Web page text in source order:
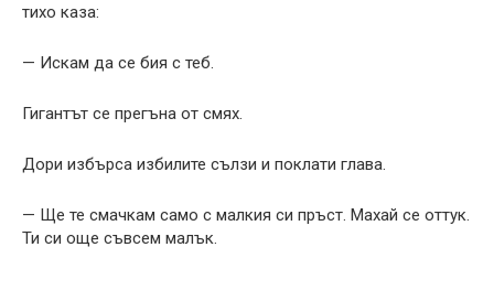
тихо каза:
— Искам да се бия с теб.
Гигантът се прегъна от смях.
Дори избърса избилите сълзи и поклати глава.
— Ще те смачкам само с малкия си пръст. Махай се оттук.
Ти си още съвсем малък.